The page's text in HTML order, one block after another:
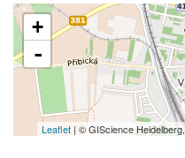
+
-
Leaflet | © GIScience